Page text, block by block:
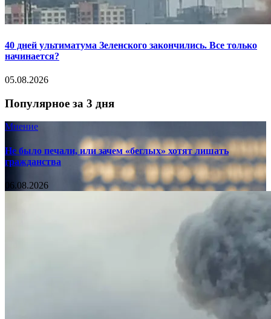
40 дней ультиматума Зеленского закончились. Все только
начинается?
05.08.2026
Популярное за 3 дня
Мнение
Не было печали, или зачем «беглых» хотят лишать
гражданства
06.08.2026